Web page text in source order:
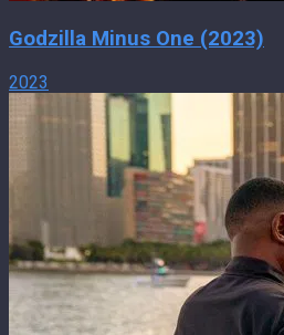
Godzilla Minus One (2023)
2023